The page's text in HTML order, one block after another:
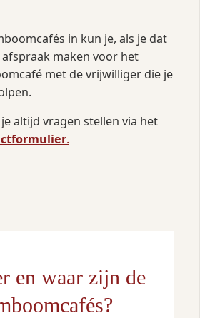
in kun je, als je dat
maken voor het
met de vrijwilliger die je
altijd vragen stellen via het
.
en waar zijn de